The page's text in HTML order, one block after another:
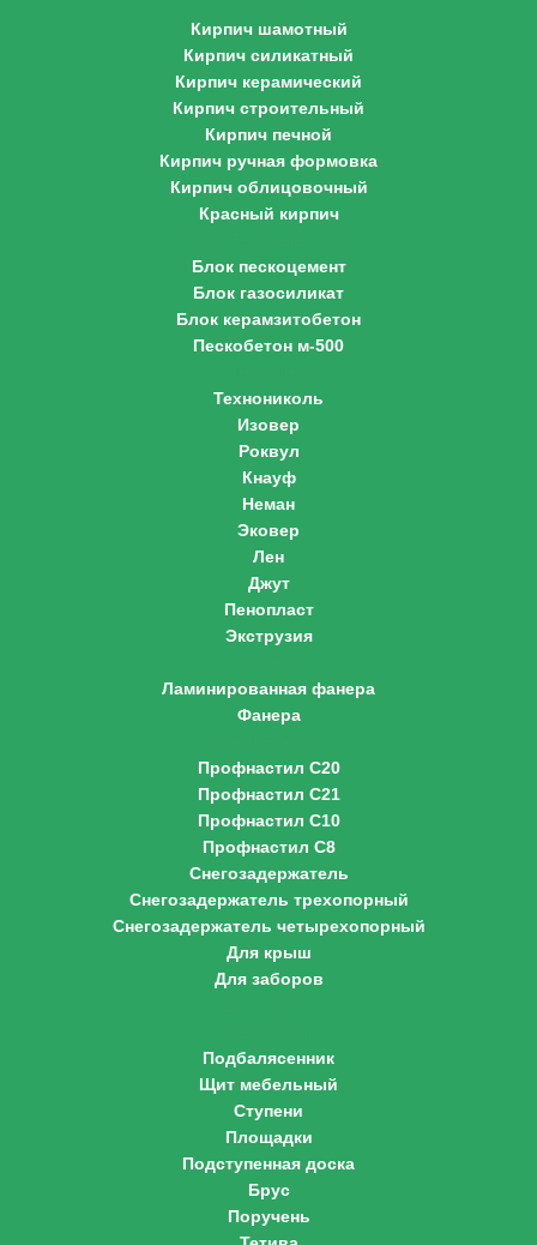
Кирпич шамотный
Кирпич силикатный
Кирпич керамический
Кирпич строительный
Кирпич печной
Кирпич ручная формовка
Кирпич облицовочный
Красный кирпич
Блок пескоцемент
Блок газосиликат
Блок керамзитобетон
Пескобетон м-500
Технониколь
Изовер
Роквул
Кнауф
Неман
Эковер
Лен
Джут
Пенопласт
Экструзия
Ламинированная фанера
Фанера
Профнастил С20
Профнастил С21
Профнастил С10
Профнастил С8
Снегозадержатель
Снегозадержатель трехопорный
Снегозадержатель четырехопорный
Для крыш
Для заборов
Подбалясенник
Щит мебельный
Ступени
Площадки
Подступенная доска
Брус
Поручень